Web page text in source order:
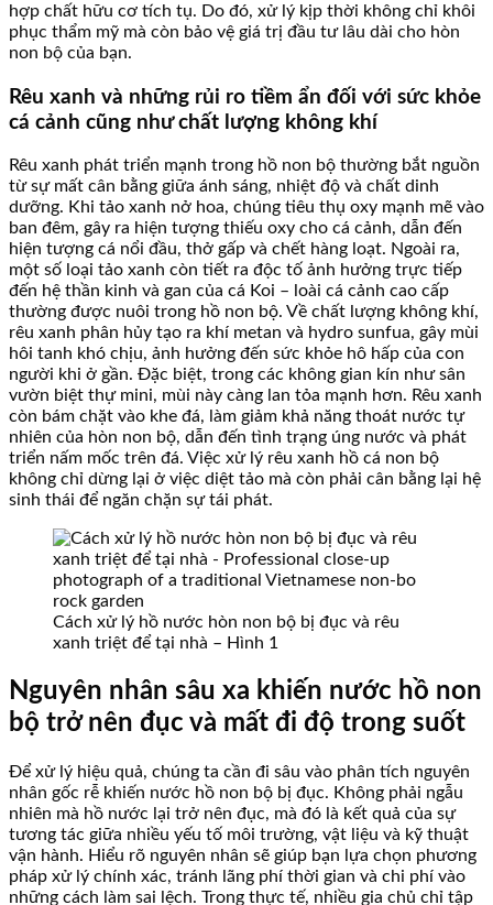
hợp chất hữu cơ tích tụ. Do đó, xử lý kịp thời không chỉ khôi
phục thẩm mỹ mà còn bảo vệ giá trị đầu tư lâu dài cho hòn
non bộ của bạn.
Rêu xanh và những rủi ro tiềm ẩn đối với sức khỏe
cá cảnh cũng như chất lượng không khí
Rêu xanh phát triển mạnh trong hồ non bộ thường bắt nguồn
từ sự mất cân bằng giữa ánh sáng, nhiệt độ và chất dinh
dưỡng. Khi tảo xanh nở hoa, chúng tiêu thụ oxy mạnh mẽ vào
ban đêm, gây ra hiện tượng thiếu oxy cho cá cảnh, dẫn đến
hiện tượng cá nổi đầu, thở gấp và chết hàng loạt. Ngoài ra,
một số loại tảo xanh còn tiết ra độc tố ảnh hưởng trực tiếp
đến hệ thần kinh và gan của cá Koi – loài cá cảnh cao cấp
thường được nuôi trong hồ non bộ. Về chất lượng không khí,
rêu xanh phân hủy tạo ra khí metan và hydro sunfua, gây mùi
hôi tanh khó chịu, ảnh hưởng đến sức khỏe hô hấp của con
người khi ở gần. Đặc biệt, trong các không gian kín như sân
vườn biệt thự mini, mùi này càng lan tỏa mạnh hơn. Rêu xanh
còn bám chặt vào khe đá, làm giảm khả năng thoát nước tự
nhiên của hòn non bộ, dẫn đến tình trạng úng nước và phát
triển nấm mốc trên đá. Việc xử lý rêu xanh hồ cá non bộ
không chỉ dừng lại ở việc diệt tảo mà còn phải cân bằng lại hệ
sinh thái để ngăn chặn sự tái phát.
Cách xử lý hồ nước hòn non bộ bị đục và rêu
xanh triệt để tại nhà – Hình 1
Nguyên nhân sâu xa khiến nước hồ non
bộ trở nên đục và mất đi độ trong suốt
Để xử lý hiệu quả, chúng ta cần đi sâu vào phân tích nguyên
nhân gốc rễ khiến nước hồ non bộ bị đục. Không phải ngẫu
nhiên mà hồ nước lại trở nên đục, mà đó là kết quả của sự
tương tác giữa nhiều yếu tố môi trường, vật liệu và kỹ thuật
vận hành. Hiểu rõ nguyên nhân sẽ giúp bạn lựa chọn phương
pháp xử lý chính xác, tránh lãng phí thời gian và chi phí vào
những cách làm sai lệch. Trong thực tế, nhiều gia chủ chỉ tập